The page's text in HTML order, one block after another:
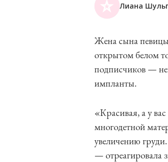
Лиана
Жена сына певицы
открытом белом
подписчиков —
импланты.
«Красивая, а у
многодетной
увеличению
— отреагировала